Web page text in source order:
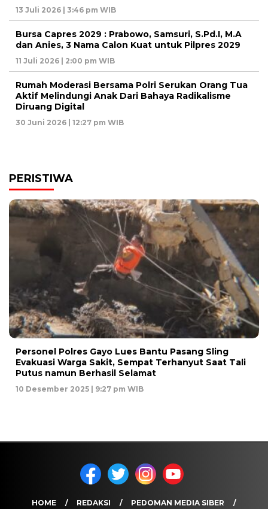
13 Juli 2026 | 3:46 pm WIB
Bursa Capres 2029 : Prabowo, Samsuri, S.Pd.I, M.A
dan Anies, 3 Nama Calon Kuat untuk Pilpres 2029
11 Juli 2026 | 2:00 pm WIB
Rumah Moderasi Bersama Polri Serukan Orang Tua
Aktif Melindungi Anak Dari Bahaya Radikalisme
Diruang Digital
30 Juni 2026 | 12:27 pm WIB
PERISTIWA
Personel Polres Gayo Lues Bantu Pasang Sling
Evakuasi Warga Sakit, Sempat Terhanyut Saat Tali
Putus namun Berhasil Selamat
10 Desember 2025 | 9:27 pm WIB
HOME REDAKSI PEDOMAN MEDIA SIBER